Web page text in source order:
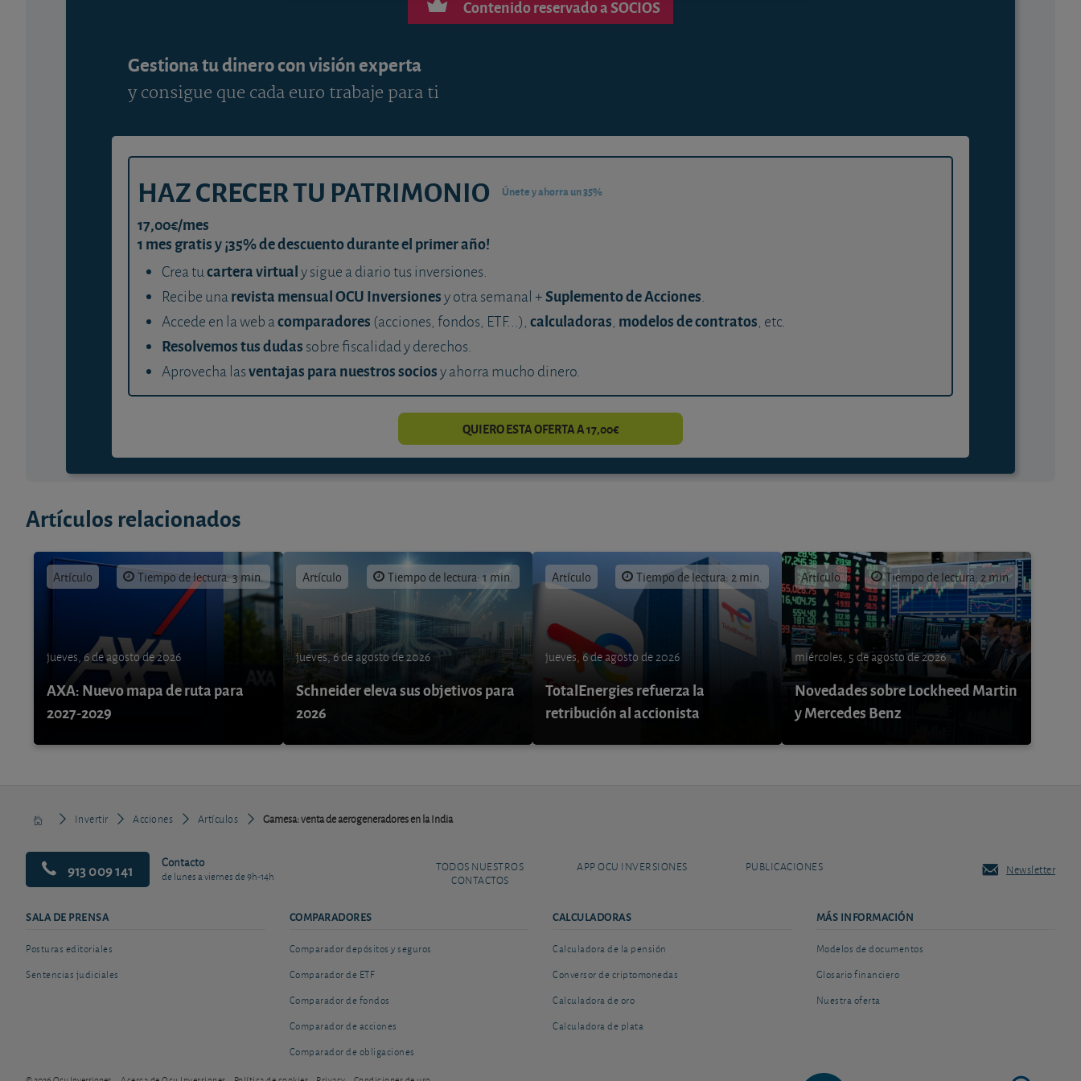
Contenido reservado a SOCIOS
Gestiona tu dinero con visión experta
y consigue que cada euro trabaje para ti
HAZ CRECER TU PATRIMONIO Únete y ahorra un 35%
17,00€/mes
1 mes gratis y ¡35% de descuento durante el primer año!
Crea tucartera virtualy sigue a diario tus inversiones.
Recibe unarevista mensual OCU Inversionesy otra semanal +Suplemento de Acciones.
Accede en la web acomparadores (acciones, fondos, ETF...), calculadoras, modelos de contratos, etc.
Resolvemos tus dudas sobre fiscalidad y derechos.
Aprovecha lasventajas para nuestros sociosy ahorra mucho dinero.
QUIERO ESTA OFERTA A 17,00€
Artículos relacionados
Artículo Tiempo de lectura: 3 min.
jueves, 6 de agosto de 2026
AXA: Nuevo mapa de ruta para
2027-2029
Artículo Tiempo de lectura: 1 min.
jueves, 6 de agosto de 2026
Schneider eleva sus objetivos para
2026
Artículo Tiempo de lectura: 2 min.
jueves, 6 de agosto de 2026
TotalEnergies refuerza la
retribución al accionista
Artículo Tiempo de lectura: 2 min.
miércoles, 5 de agosto de 2026
Novedades sobre Lockheed Martin
y Mercedes Benz
Invertir Acciones Artículos Gamesa: venta de aerogeneradores en la India
913 009 141 Contacto
de lunes a viernes de 9h-14h
TODOS NUESTROS
CONTACTOS
APP OCU INVERSIONES PUBLICACIONES Newsletter
SALA DE PRENSA
Posturas editoriales
Sentencias judiciales
COMPARADORES
Comparador depósitos y seguros
Comparador de ETF
Comparador de fondos
Comparador de acciones
Comparador de obligaciones
CALCULADORAS
Calculadora de la pensión
Conversor de criptomonedas
Calculadora de oro
Calculadora de plata
MÁS INFORMACIÓN
Modelos de documentos
Glosario financiero
Nuestra oferta